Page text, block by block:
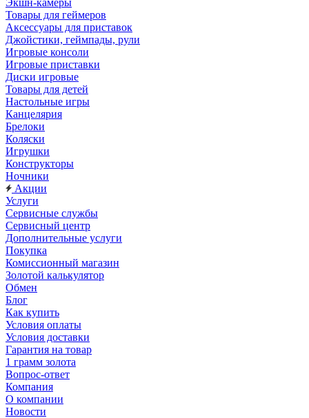
Экшн-камеры
Товары для геймеров
Аксессуары для приставок
Джойстики, геймпады, рули
Игровые консоли
Игровые приставки
Диски игровые
Товары для детей
Настольные игры
Канцелярия
Брелоки
Коляски
Игрушки
Конструкторы
Ночники
Акции
Услуги
Сервисные службы
Сервисный центр
Дополнительные услуги
Покупка
Комиссионный магазин
Золотой калькулятор
Обмен
Блог
Как купить
Условия оплаты
Условия доставки
Гарантия на товар
1 грамм золота
Вопрос-ответ
Компания
О компании
Новости